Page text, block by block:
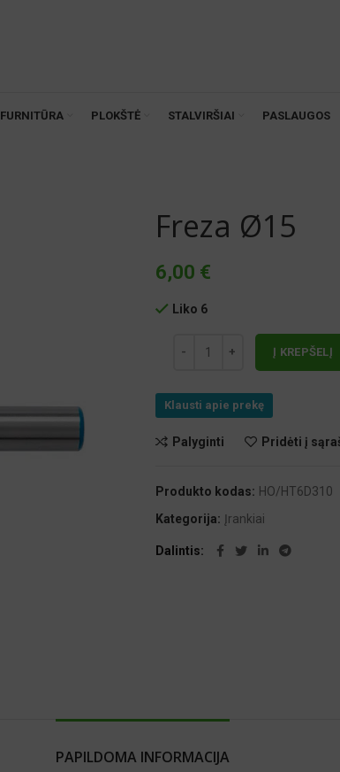
FURNITŪRA PLOKŠTĖ STALVIRŠIAI PASLAUGOS
Freza Ø15
6,00 €
Liko 6
Į KREPŠELĮ
Klausti apie prekę
Palyginti Pridėti į
Produkto kodas: HO/HT6D310
Kategorija: Įrankiai
Dalintis
PAPILDOMA INFORMACIJA